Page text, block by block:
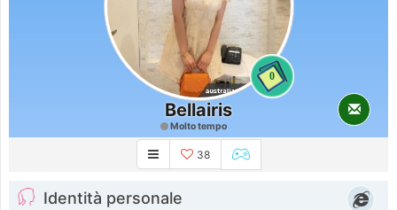
0
Bellairis
Molto tempo
38
Identità personale